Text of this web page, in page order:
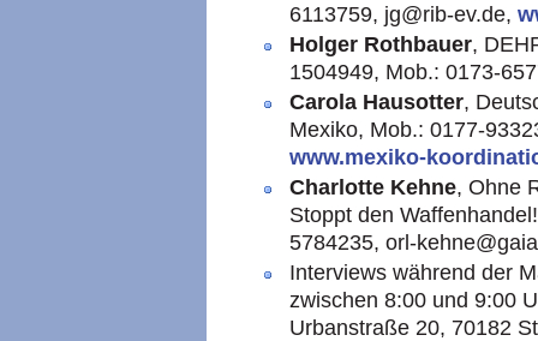
6113759, jg@rib-ev.de,
Holger Rothbauer,
1504949, Mob.: 0173-
Carola Hausotter,
Mexiko, Mob.: 0177-
www.mexiko-
Charlotte Kehne, Ohne
Stoppt den
5784235, orl-
Interviews während der
zwischen 8:00 und 9:00
Urbanstraße 20, 70182